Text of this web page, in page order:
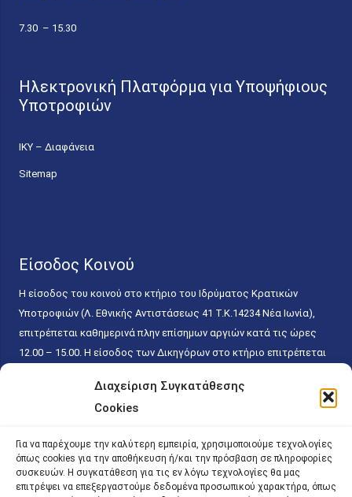
Διαχείριση Συγκατάθεσης
Cookies
Για να παρέχουμε την καλύτερη εμπειρία, χρησιμοποιούμε τεχνολογίες
όπως cookies για την αποθήκευση ή/και την πρόσβαση σε πληροφορίες
συσκευών. Η συγκατάθεση για τις εν λόγω τεχνολογίες θα μας
επιτρέψει να επεξεργαστούμε δεδομένα προσωπικού χαρακτήρα, όπως
7.30 – 15.30
Ηλεκτρονική Πλατφόρμα για Υποψήφιους
Υποτροφιών
ΙΚΥ – Διαφάνεια
Sitemap
Είσοδος Κοινού
Η είσοδος του κοινού στο κτήριο του Ιδρύματος Κρατικών
Υποτροφιών (Λ. Εθνικής Αντιστάσεως 41 T.K.14234 Νέα Ιωνία),
επιτρέπεται καθημερινά πλην επίσημων αργιών κατά τις ώρες
12.00 – 15.00. Η είσοδος των Δικηγόρων στο κτήριο επιτρέπεται
κάθε εργάσιμη ημέρα και ώρα χωρίς κανέναν χρονικό ή άλλο
περιορισμό. Η είσοδος του κοινού ειδικά στο γραφείο του
15.00. Η εξυπηρέτηση του κοινού πραγματοποιείται βάσει των
παγίων ισχυουσών διατάξεων. Για την αποφυγή συνωστισμού
εντός του εσωτερικού χώρου εξυπηρέτησης και αναμονής του